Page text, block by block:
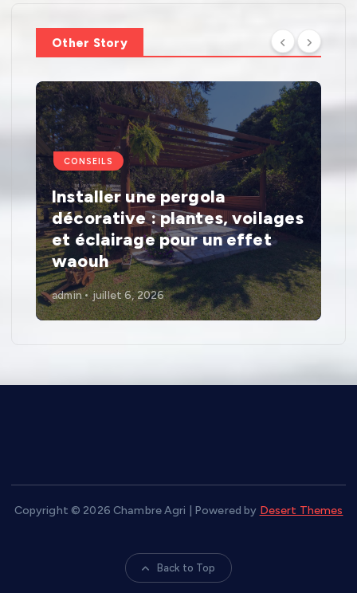
l
i
c
a
t
i
o
s
Other Story
CONSEILS
Installer une pergola
décorative : plantes, voilages
et éclairage pour un effet
waouh
admin juillet 6, 2026
Copyright © 2026 Chambre Agri | Powered by Desert Themes
Back to Top